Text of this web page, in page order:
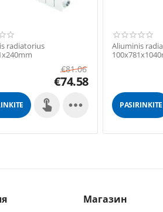
radiatorius
€81.06
€74.58

Aliuminis
PASIRINKITE
Магазин